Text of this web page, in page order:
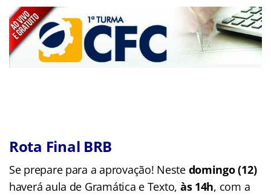
Rota Final BRB
Se prepare para a aprovação! Neste domingo (12)
haverá aula de Gramática e Texto, às 14h, com a